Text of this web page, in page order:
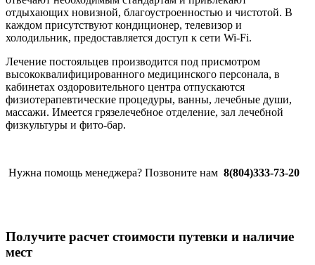
отдыхающих новизной, благоустроенностью и чистотой. В
каждом присутствуют кондиционер, телевизор и
холодильник, предоставляется доступ к сети Wi-Fi.
Лечение постояльцев производится под присмотром
высококвалифицированного медицинского персонала, в
кабинетах оздоровительного центра отпускаются
физиотерапевтические процедуры, ванны, лечебные души,
массажи. Имеется грязелечебное отделение, зал лечебной
физкультуры и фито-бар.
Нужна помощь менеджера? Позвоните нам 8(804)333-73-20
Получите расчет стоимости путевки и наличие
мест